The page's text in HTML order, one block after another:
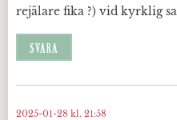
rejälare fika ?) vid kyrklig
SVARA
2025-01-28 kl. 21:58